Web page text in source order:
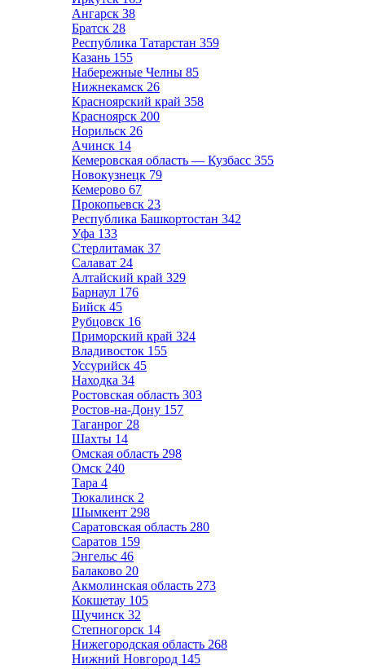
Ангарск 38
Братск 28
Республика Татарстан 359
Казань 155
Набережные Челны 85
Нижнекамск 26
Красноярский край 358
Красноярск 200
Норильск 26
Ачинск 14
Кемеровская область — Кузбасс 355
Новокузнецк 79
Кемерово 67
Прокопьевск 23
Республика Башкортостан 342
Уфа 133
Стерлитамак 37
Салават 24
Алтайский край 329
Барнаул 176
Бийск 45
Рубцовск 16
Приморский край 324
Владивосток 155
Уссурийск 45
Находка 34
Ростовская область 303
Ростов-на-Дону 157
Таганрог 28
Шахты 14
Омская область 298
Омск 240
Тара 4
Тюкалинск 2
Шымкент 298
Саратовская область 280
Саратов 159
Энгельс 46
Балаково 20
Акмолинская область 273
Кокшетау 105
Щучинск 32
Степногорск 14
Нижегородская область 268
Нижний Новгород 145